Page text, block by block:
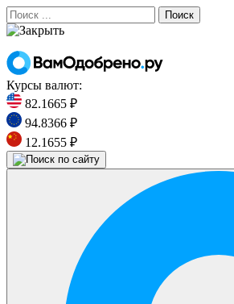
Поиск
Курсы валют:
82.1665 ₽
94.8366 ₽
12.1655 ₽